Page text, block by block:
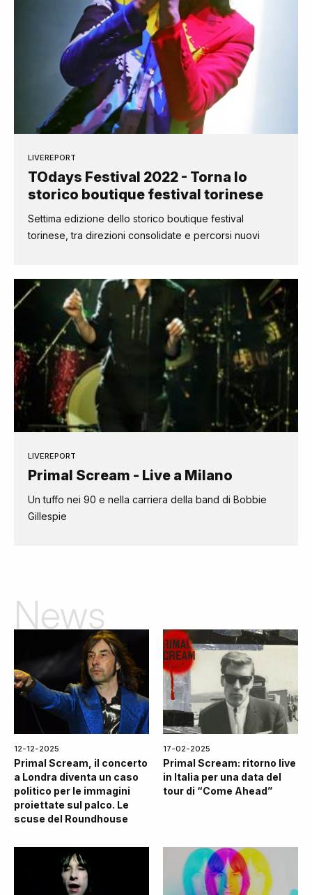
LIVEREPORT
TOdays Festival 2022 - Torna lo
storico boutique festival torinese
Settima edizione dello storico boutique festival
torinese, tra direzioni consolidate e percorsi nuovi
LIVEREPORT
Primal Scream - Live a Milano
Un tuffo nei 90 e nella carriera della band di Bobbie
Gillespie
News
12-12-2025
Primal Scream, il concerto
a Londra diventa un caso
politico per le immagini
proiettate sul palco. Le
scuse del Roundhouse
17-02-2025
Primal Scream: ritorno live
in Italia per una data del
tour di “Come Ahead”